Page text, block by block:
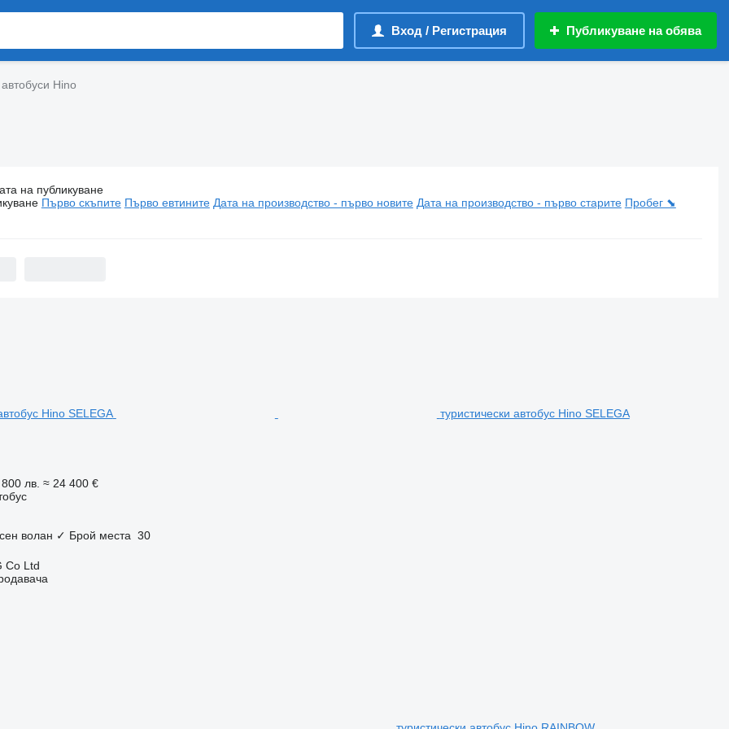
Вход / Регистрация Публикуване на обява
Hino
автобуси Hino
на публикуване
Първо скъпите Първо евтините Дата на производство - първо новите Дата на производство - първо старите Пробег ⬊
туристически автобус Hino SELEGA
лв. ≈ 24 400 €
волан ✓ Брой места 30
Co Ltd